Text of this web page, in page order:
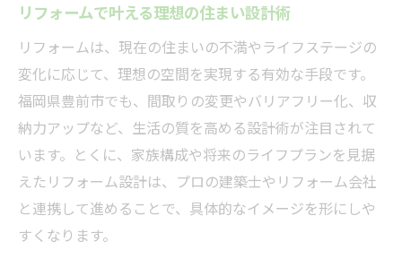
設計変更が快適さを左右する理由を解説
住まいの快適性を高めるリフォームの秘訣
リフォーム設計変更の工夫で毎日が快適に
暮らしをアップデートするリフォーム方法
設計変更で広がるリフォームの可能性とは
設計変更がリフォームの幅を広げる理由
リフォームの可能性を引き出す設計変更
間取り変更で実感するリフォームの魅力
リフォームで叶える理想の住まい設計術
リフォームは、現在の住まいの不満やライフステージの
変化に応じて、理想の空間を実現する有効な手段です。
福岡県豊前市でも、間取りの変更やバリアフリー化、収
納力アップなど、生活の質を高める設計術が注目されて
います。とくに、家族構成や将来のライフプランを見据
えたリフォーム設計は、プロの建築士やリフォーム会社
と連携して進めることで、具体的なイメージを形にしや
すくなります。